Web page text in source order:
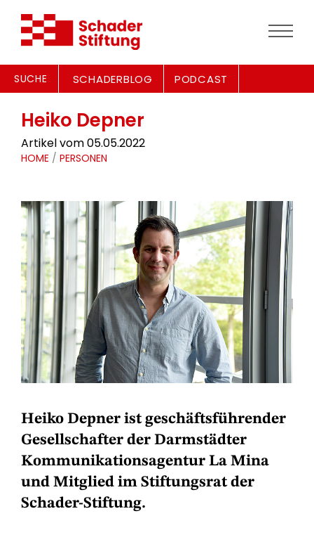
SUCHE SCHADERBLOG PODCAST
Heiko Depner
Artikel vom 05.05.2022
HOME / PERSONEN
Heiko Depner ist geschäftsführender
Gesellschafter der Darmstädter
Kommunikationsagentur La Mina
und Mitglied im Stiftungsrat der
Schader-Stiftung.